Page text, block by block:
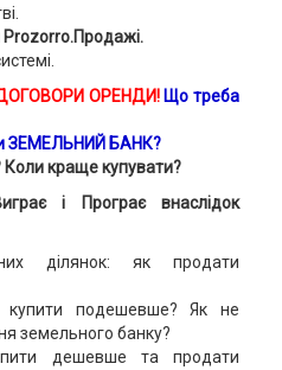
Prozorro.Продажі.
ОРЕНДИ! Що треба
ЗЕМЕЛЬНИЙ БАНК?
краще купувати?
і Програє внаслідок
ділянок: як продати
подешевше? Як не
земельного банку?
дешевше та продати